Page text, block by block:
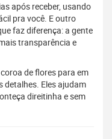
após receber, usando
pra você. E outro
faz diferença: a gente
transparência e
de flores para em
detalhes. Eles ajudam
direitinha e sem